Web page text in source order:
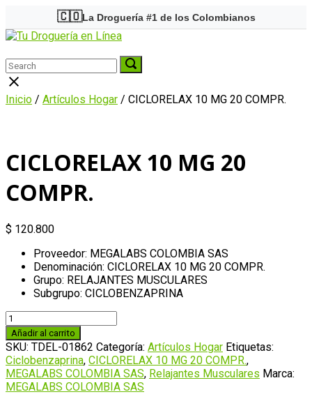
content
🇨🇴La Droguería #1 de los Colombianos
Home
Menu
Search
for:
Search
for:
Search
Close
search
bar
Inicio / Artículos Hogar / CICLORELAX 10 MG 20 COMPR.
CICLORELAX 10 MG 20
COMPR.
$ 120.800
Proveedor: MEGALABS COLOMBIA SAS
Denominación: CICLORELAX 10 MG 20 COMPR.
Grupo: RELAJANTES MUSCULARES
Subgrupo: CICLOBENZAPRINA
CICLORELAX
10
MG
20
COMPR.
cantidad
Añadir al carrito
SKU: TDEL-01862 Categoría: Artículos Hogar Etiquetas:
Ciclobenzaprina, CICLORELAX 10 MG 20 COMPR.,
MEGALABS COLOMBIA SAS, Relajantes Musculares Marca:
MEGALABS COLOMBIA SAS